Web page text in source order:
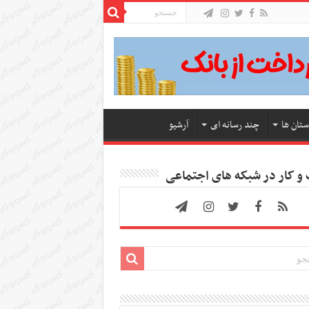
ها چند رسانه ای آرشیو
کار در شبکه های اجتماعی